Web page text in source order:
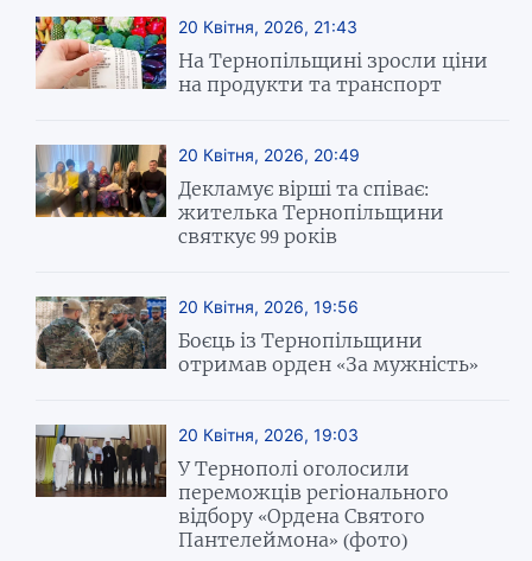
20 Квітня, 2026, 21:43
На Тернопільщині зросли ціни
на продукти та транспорт
20 Квітня, 2026, 20:49
Декламує вірші та співає:
жителька Тернопільщини
святкує 99 років
20 Квітня, 2026, 19:56
Боєць із Тернопільщини
отримав орден «За мужність»
20 Квітня, 2026, 19:03
У Тернополі оголосили
переможців регіонального
відбору «Ордена Святого
Пантелеймона» (фото)